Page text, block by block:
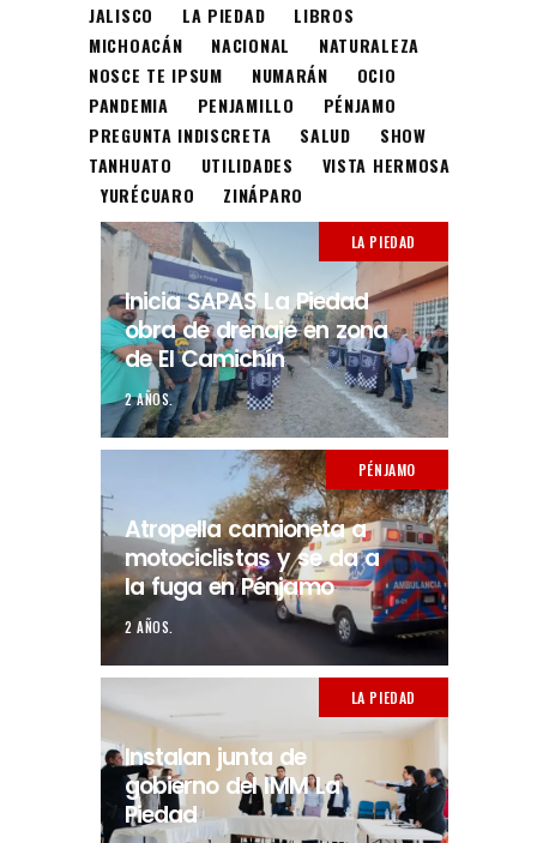
JALISCO
LA PIEDAD
LIBROS
MICHOACÁN
NACIONAL
NATURALEZA
NOSCE TE IPSUM
NUMARÁN
OCIO
PANDEMIA
PENJAMILLO
PÉNJAMO
PREGUNTA INDISCRETA
SALUD
SHOW
TANHUATO
UTILIDADES
VISTA HERMOSA
YURÉCUARO
ZINÁPARO
LA PIEDAD
Inicia SAPAS La Piedad
obra de drenaje en zona
de El Camichín
2 AÑOS.
PÉNJAMO
Atropella camioneta a
motociclistas y se da a
la fuga en Pénjamo
2 AÑOS.
LA PIEDAD
Instalan junta de
gobierno del IMM La
Piedad